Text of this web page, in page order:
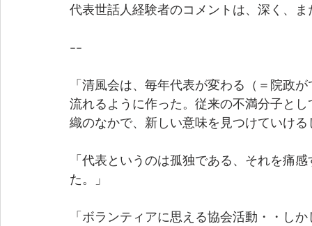
代表世話人経験者のコメントは、深く、
--
「清風会は、毎年代表が変わる（＝院政
流れるように作った。従来の不満分子と
織のなかで、新しい意味を見つけていけ
「代表というのは孤独である、それを痛
た。」
「ボランティアに思える協会活動・・し